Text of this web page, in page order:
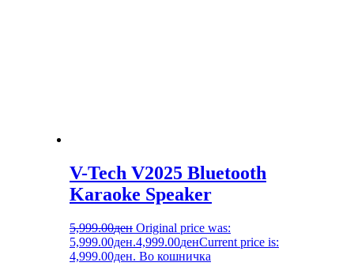
V-Tech V2025 Bluetooth
Karaoke Speaker
5,999.00ден Original price was:
5,999.00ден.4,999.00денCurrent price is:
4,999.00ден. Во кошничка